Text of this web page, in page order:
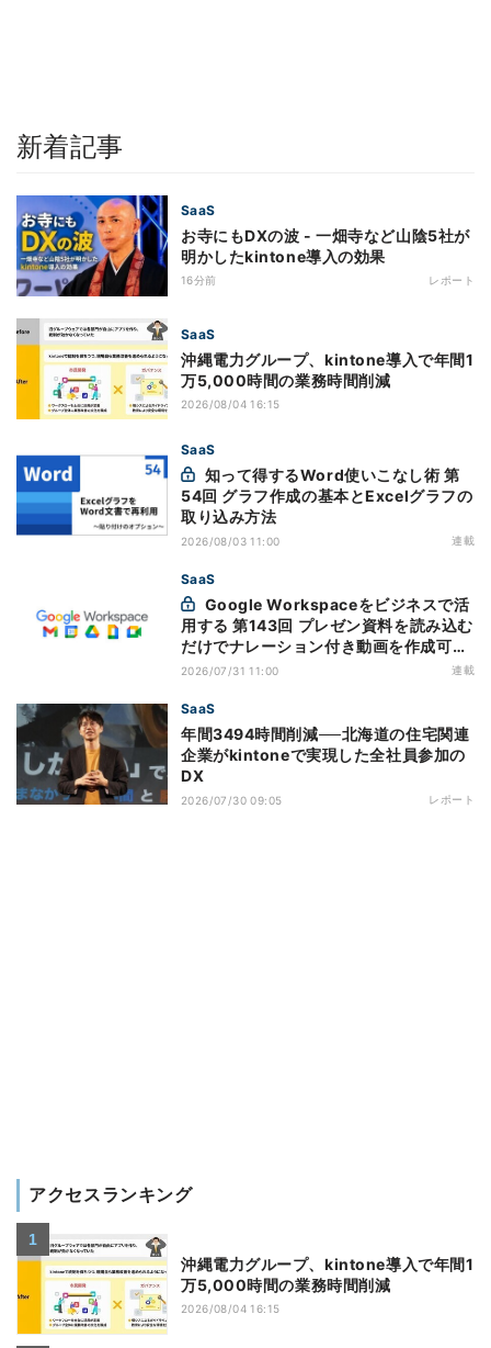
新着記事
SaaS
お寺にもDXの波 - 一畑寺など山陰5社が
明かしたkintone導入の効果
16分前 レポート
SaaS
沖縄電力グループ、kintone導入で年間1
万5,000時間の業務時間削減
2026/08/04 16:15
SaaS
54回 グラフ作成の基本とExcelグラフの
取り込み方法
2026/08/03 11:00 連載
SaaS
用する 第143回 プレゼン資料を読み込む
だけでナレーション付き動画を作成可能
になった「Google Vids」
2026/07/31 11:00 連載
SaaS
年間3494時間削減──北海道の住宅関連
企業がkintoneで実現した全社員参加の
DX
2026/07/30 09:05 レポート
アクセスランキング
沖縄電力グループ、kintone導入で年間1
万5,000時間の業務時間削減
2026/08/04 16:15